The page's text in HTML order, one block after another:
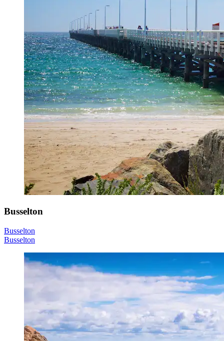
Busselton
Busselton
Busselton